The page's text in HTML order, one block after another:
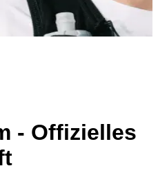
- Offizielles